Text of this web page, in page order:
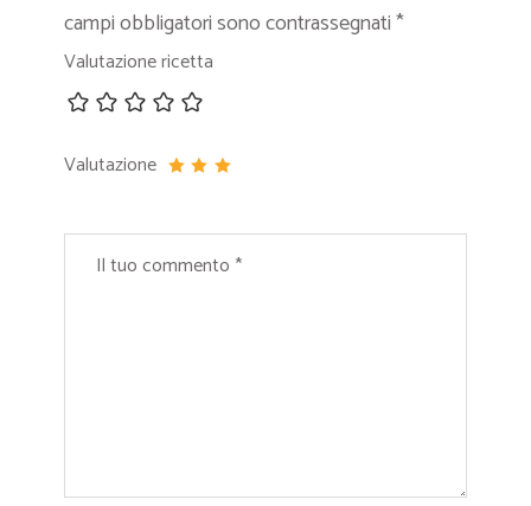
campi obbligatori sono contrassegnati*
Valutazione ricetta
Valutazione